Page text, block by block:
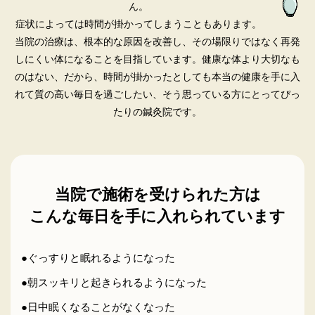
ん。
症状によっては時間が掛かってしまうこともあります。
当院の治療は、根本的な原因を改善し、その場限りではなく再発
しにくい体になることを目指しています。健康な体より大切なも
のはない、だから、時間が掛かったとしても本当の健康を手に入
れて質の高い毎日を過ごしたい、そう思っている方にとってぴっ
たりの鍼灸院です。
当院で施術を受けられた方は
こんな毎日を手に入れられています
●ぐっすりと眠れるようになった
●朝スッキリと起きられるようになった
●日中眠くなることがなくなった